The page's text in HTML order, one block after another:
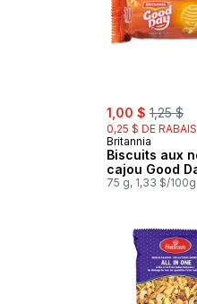
sale:
1,00 $ ,1,25 $
0,25 $ DE RABAIS
Britannia
Biscuits aux
cajou Good
75 g, 1,33 $/100g